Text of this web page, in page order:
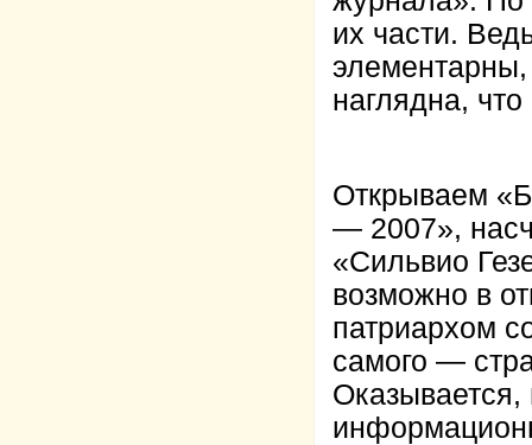
их части.
наглядна,
Открываем
— 2007»,
«Сильвио
возможно в
патриархом
самого —
Оказывается,